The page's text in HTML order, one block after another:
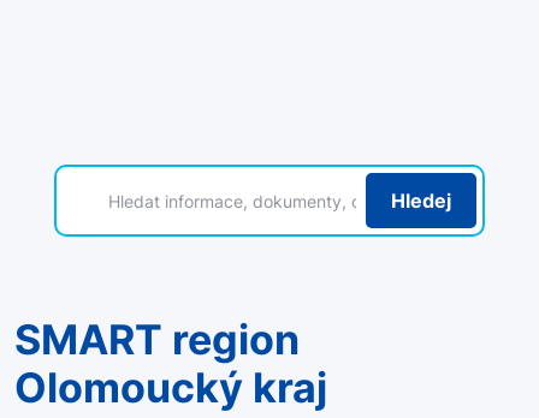
Hledej
SMART region
Olomoucký kraj